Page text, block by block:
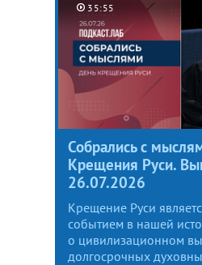
35:55
Собрались с
Крещения Руси.
26.07.2026
Крещение Руси
событием в нашей
о цивилизационном
долгосрочных